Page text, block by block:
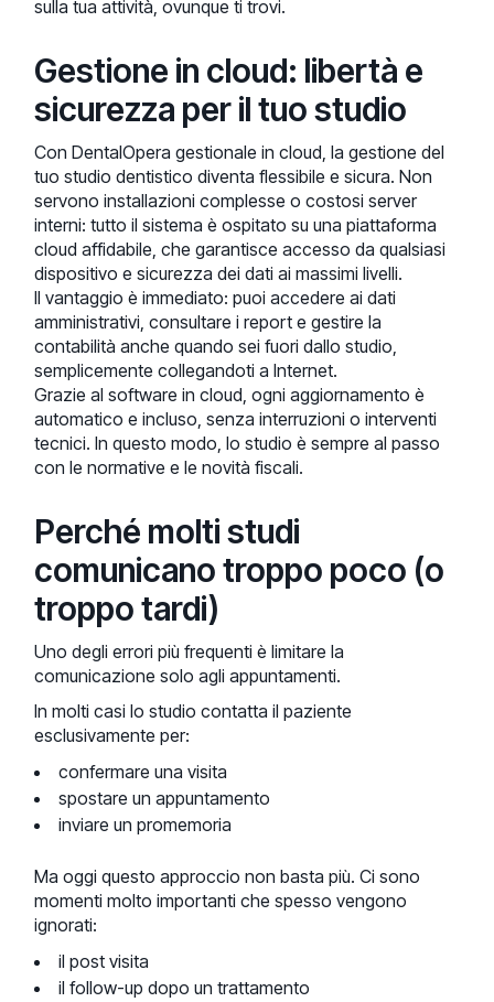
sulla tua attività, ovunque ti trovi.
Gestione in cloud: libertà e
sicurezza per il tuo studio
Con DentalOpera gestionale in cloud, la gestione del
tuo studio dentistico diventa flessibile e sicura. Non
servono installazioni complesse o costosi server
interni: tutto il sistema è ospitato su una piattaforma
cloud affidabile, che garantisce accesso da qualsiasi
dispositivo e sicurezza dei dati ai massimi livelli.
Il vantaggio è immediato: puoi accedere ai dati
amministrativi, consultare i report e gestire la
contabilità anche quando sei fuori dallo studio,
semplicemente collegandoti a Internet.
Grazie al software in cloud, ogni aggiornamento è
automatico e incluso, senza interruzioni o interventi
tecnici. In questo modo, lo studio è sempre al passo
con le normative e le novità fiscali.
Perché molti studi
comunicano troppo poco (o
troppo tardi)
Uno degli errori più frequenti è limitare la
comunicazione solo agli appuntamenti.
In molti casi lo studio contatta il paziente
esclusivamente per:
confermare una visita
spostare un appuntamento
inviare un promemoria
Ma oggi questo approccio non basta più. Ci sono
momenti molto importanti che spesso vengono
ignorati:
il post visita
il follow-up dopo un trattamento